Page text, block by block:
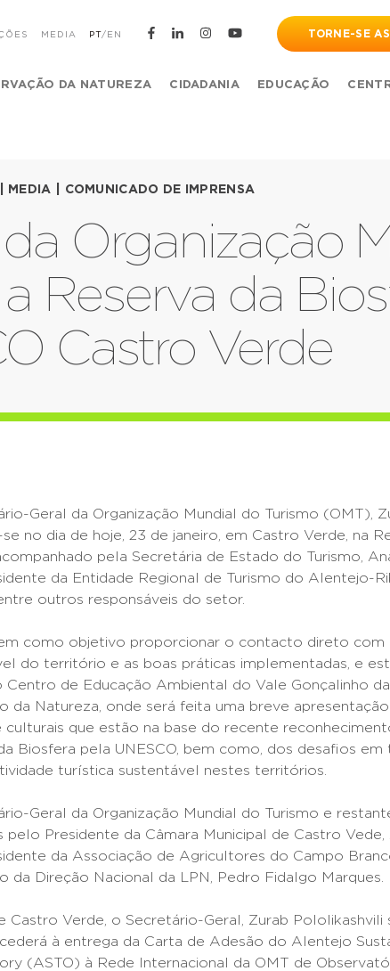
MEDIA PT/ EN TORNE-SE
DA NATUREZA CIDADANIA EDUCAÇÃO
MEDIA COMUNICADO DE IMPRENSA
Organização
Reserva da
Castro Verde
Geral da Organização Mundial do Turismo (OMT),
no dia de hoje, 23 de janeiro, em Castro Verde, na
pela Secretária de Estado do Turismo,
da Entidade Regional de Turismo do Alentejo-
outros responsáveis do setor.
como objetivo proporcionar o contacto direto com
do território e as boas práticas implementadas, e
Centro de Educação Ambiental do Vale Gonçalinho
da Natureza, onde será feita uma breve
culturais que estão na base do recente
Biosfera pela UNESCO, bem como, dos desafios
turística sustentável nestes territórios.
Geral da Organização Mundial do Turismo e
pelo Presidente da Câmara Municipal de Castro
da Associação de Agricultores do Campo
da Direção Nacional da LPN, Pedro Fidalgo Marques.
Castro Verde, o Secretário-Geral, Zurab Pololikashvili
à entrega da Carta de Adesão do Alentejo
(ASTO) à Rede Internacional da OMT de